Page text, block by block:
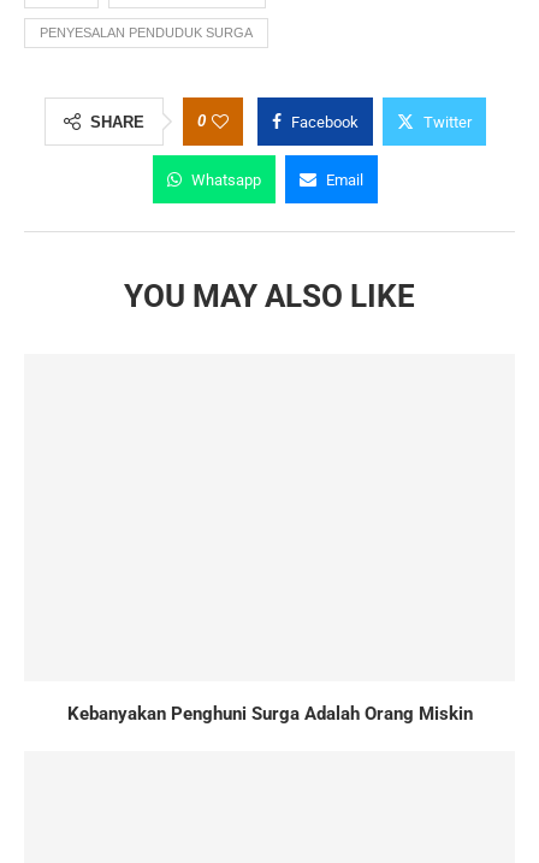
PENYESALAN PENDUDUK SURGA
SHARE 0 Facebook Twitter
Whatsapp Email
YOU MAY ALSO LIKE
Kebanyakan Penghuni Surga Adalah Orang Miskin